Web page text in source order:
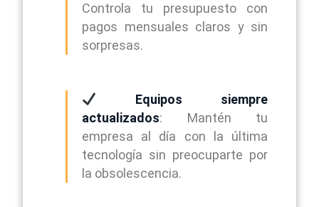
Controla tu presupuesto con
pagos mensuales claros y sin
sorpresas.
Equipos siempre
actualizados: Mantén tu
empresa al día con la última
tecnología sin preocuparte por
la obsolescencia.